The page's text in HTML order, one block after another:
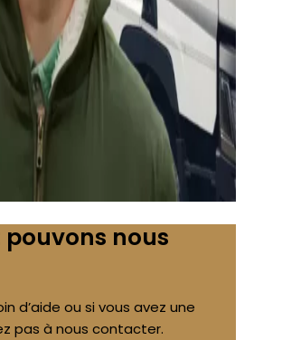
nous
d’aide ou si vous avez une
pas à nous contacter.